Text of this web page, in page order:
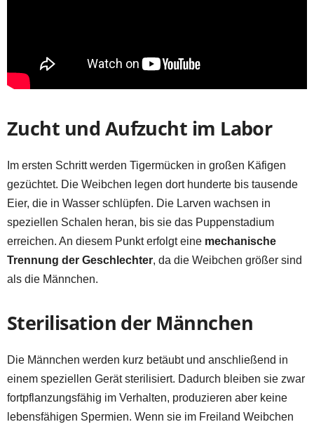
Zucht und Aufzucht im Labor
Im ersten Schritt werden Tigermücken in großen Käfigen
gezüchtet. Die Weibchen legen dort hunderte bis tausende
Eier, die in Wasser schlüpfen. Die Larven wachsen in
speziellen Schalen heran, bis sie das Puppenstadium
erreichen. An diesem Punkt erfolgt eine mechanische
Trennung der Geschlechter, da die Weibchen größer sind
als die Männchen.
Sterilisation der Männchen
Die Männchen werden kurz betäubt und anschließend in
einem speziellen Gerät sterilisiert. Dadurch bleiben sie zwar
fortpflanzungsfähig im Verhalten, produzieren aber keine
lebensfähigen Spermien. Wenn sie im Freiland Weibchen